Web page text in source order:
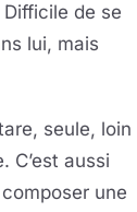
de se
lui, mais
seule, loin
C’est aussi
une